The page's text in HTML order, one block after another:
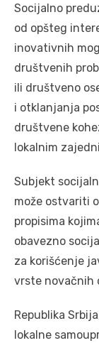
Socijalno
od opšteg
inovativnih
društvenih
ili društveno
i otklanjanja
društvene
lokalnim
Subjekt
može ostvariti
propisima
obavezno
za korišćenje
vrste novačnih
Republika
lokalne